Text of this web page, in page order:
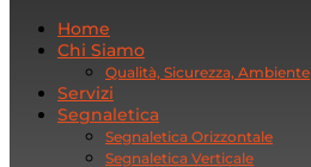
Home
Chi Siamo
Qualità, Sicurezza, Ambiente
Servizi
Segnaletica
Segnaletica Orizzontale
Segnaletica Verticale